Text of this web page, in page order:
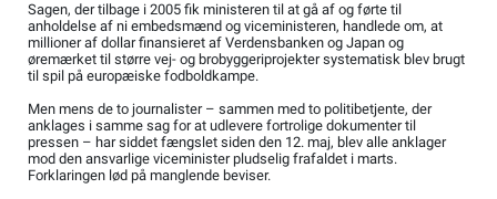
Sagen, der tilbage i 2005 fik ministeren til at gå af og førte til
anholdelse af ni embedsmænd og viceministeren, handlede om, at
millioner af dollar finansieret af Verdensbanken og Japan og
øremærket til større vej- og brobyggeriprojekter systematisk blev brugt
til spil på europæiske fodboldkampe.
Men mens de to journalister – sammen med to politibetjente, der
anklages i samme sag for at udlevere fortrolige dokumenter til
pressen – har siddet fængslet siden den 12. maj, blev alle anklager
mod den ansvarlige viceminister pludselig frafaldet i marts.
Forklaringen lød på manglende beviser.